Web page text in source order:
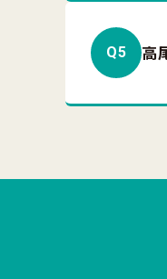
Q5 高